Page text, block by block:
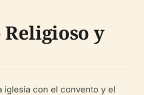
y
iglesia con el convento y el